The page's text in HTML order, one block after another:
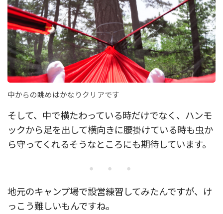
中からの眺めはかなりクリアです
そして、中で横たわっている時だけでなく、ハンモ
ックから足を出して横向きに腰掛けている時も虫か
ら守ってくれるそうなところにも期待しています。
・・・
地元のキャンプ場で設営練習してみたんですが、け
っこう難しいもんですね。